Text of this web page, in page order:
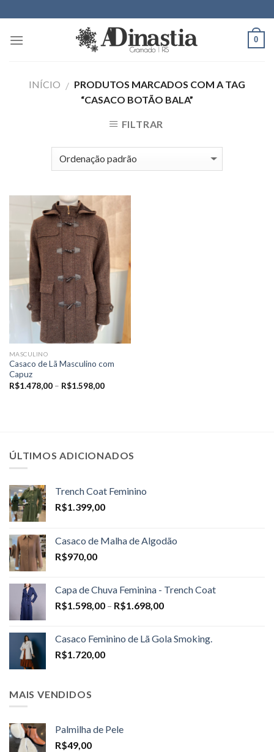
to
content
0
INÍCIO / PRODUTOS MARCADOS COM A TAG
“CASACO BOTÃO BALA”
FILTRAR
MASCULINO
Casaco de Lã Masculino com
Capuz
R$1.478,00 – R$1.598,00Price
ÚLTIMOS ADICIONADOS
Trench Coat Feminino
R$1.399,00
Casaco de Malha de Algodão
R$970,00
Capa de Chuva Feminina - Trench Coat
R$1.598,00 – R$1.698,00Price
through
Casaco Feminino de Lã Gola Smoking.
R$1.720,00
MAIS VENDIDOS
Palmilha de Pele
R$49,00